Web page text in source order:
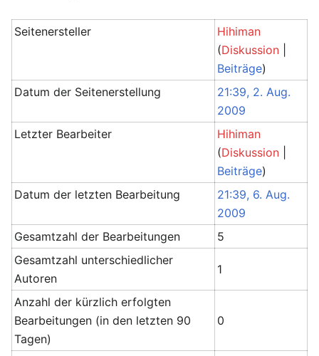
Seitenersteller
Hihiman
(Diskussion
Beiträge)
Datum der Seitenerstellung
21:39, 2. Aug.
2009
Letzter Bearbeiter
Hihiman
(Diskussion
Beiträge)
Datum der letzten Bearbeitung
21:39, 6. Aug.
2009
Gesamtzahl der Bearbeitungen
5
Gesamtzahl unterschiedlicher
Autoren
1
Anzahl der kürzlich erfolgten
Bearbeitungen (in den letzten 90
Tagen)
0